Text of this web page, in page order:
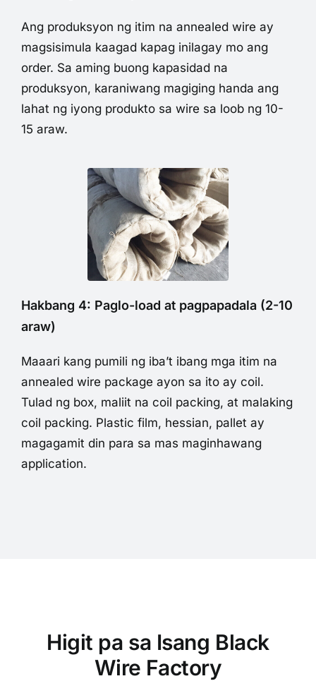
Ang produksyon ng itim na annealed wire ay
magsisimula kaagad kapag inilagay mo ang
order. Sa aming buong kapasidad na
produksyon, karaniwang magiging handa ang
lahat ng iyong produkto sa wire sa loob ng 10-
15 araw.
Hakbang 4: Paglo-load at pagpapadala (2-10
araw)
Maaari kang pumili ng iba’t ibang mga itim na
annealed wire package ayon sa ito ay coil.
Tulad ng box, maliit na coil packing, at malaking
coil packing. Plastic film, hessian, pallet ay
magagamit din para sa mas maginhawang
application.
Higit pa sa Isang Black
Wire Factory